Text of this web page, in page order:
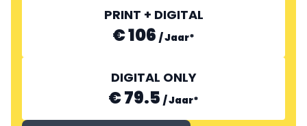
PRINT + DIGITAL
€ 106 /Jaar*
DIGITAL ONLY
€ 79.5 /Jaar*